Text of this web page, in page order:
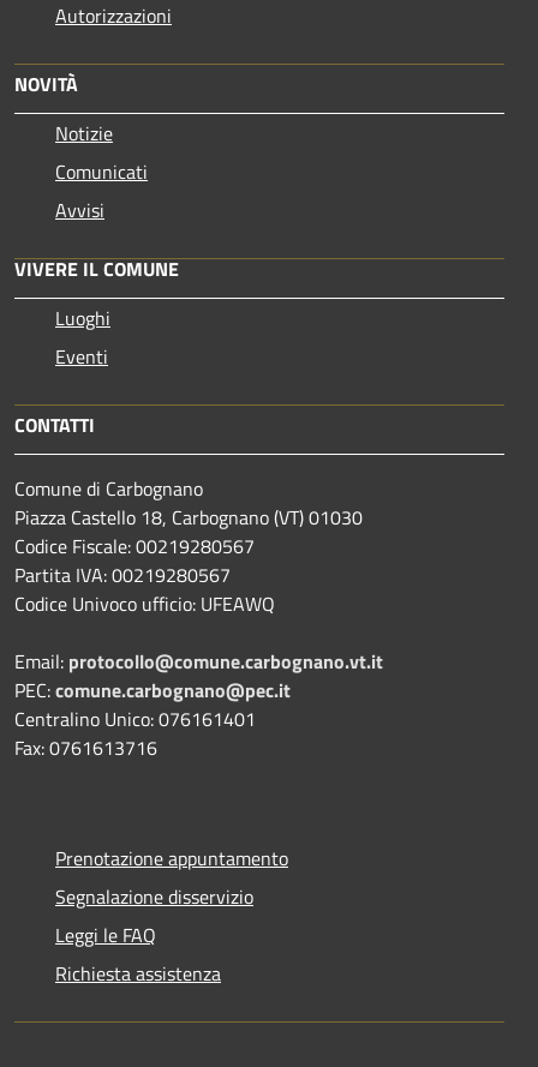
Autorizzazioni
NOVITÀ
Notizie
Comunicati
Avvisi
VIVERE IL COMUNE
Luoghi
Eventi
CONTATTI
Comune di Carbognano
Piazza Castello 18, Carbognano (VT) 01030
Codice Fiscale: 00219280567
Partita IVA: 00219280567
Codice Univoco ufficio: UFEAWQ
Email: protocollo@comune.carbognano.vt.it
PEC:comune.carbognano@pec.it
Centralino Unico: 076161401
Fax: 0761613716
Prenotazione appuntamento
Segnalazione disservizio
Leggi le FAQ
Richiesta assistenza